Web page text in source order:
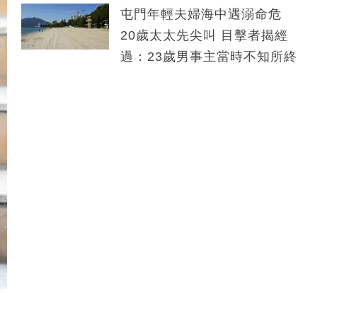
屯門年輕夫婦海中遇溺命危
20歲太太先尖叫 目擊者揭經
過：23歲男事主當時不知所終